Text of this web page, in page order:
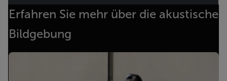
Erfahren Sie mehr über die akustische
Bildgebung